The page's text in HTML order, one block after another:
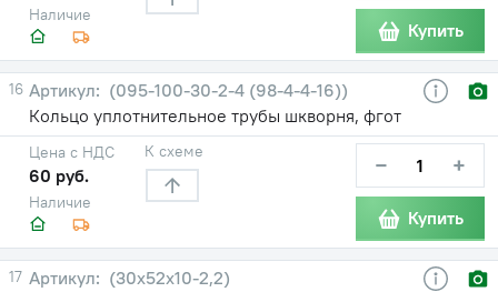
Наличие
Купить
16
(095-100-30-2-4 (98-4-4-16))
Кольцо уплотнительное трубы шкворня, фгот
Наличие
Цена с НДС
60 руб.
К схеме − +
Купить
17
(30х52х10-2,2)